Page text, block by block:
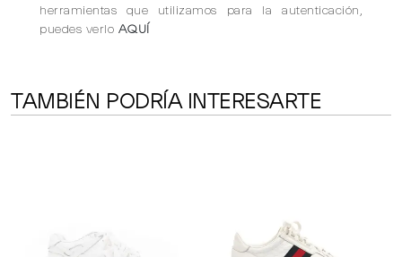
herramientas que utilizamos para la autenticación,
puedes verlo AQUÍ
TAMBIÉN PODRÍA INTERESARTE